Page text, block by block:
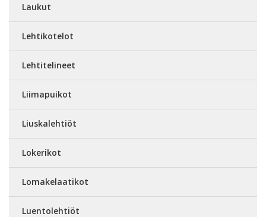
Laukut
Lehtikotelot
Lehtitelineet
Liimapuikot
Liuskalehtiöt
Lokerikot
Lomakelaatikot
Luentolehtiöt